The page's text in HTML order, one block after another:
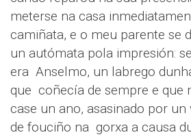
meterse na casa
camiñata, e o meu parente se
un autómata pola impresión:
era Anselmo, un labrego
que coñecía de sempre e que
case un ano, asasinado por
de fouciño na gorxa a causa